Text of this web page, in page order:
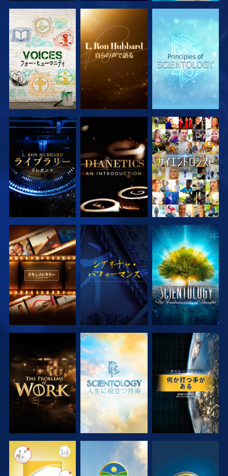
シリーズを探求 シリーズを探求 シリーズを探求
シリーズを探求 シリーズを探求 観る
シリーズを探求 観る シリーズを探求
シリーズを探求 シリーズを探求 観る
観る 観る 観る